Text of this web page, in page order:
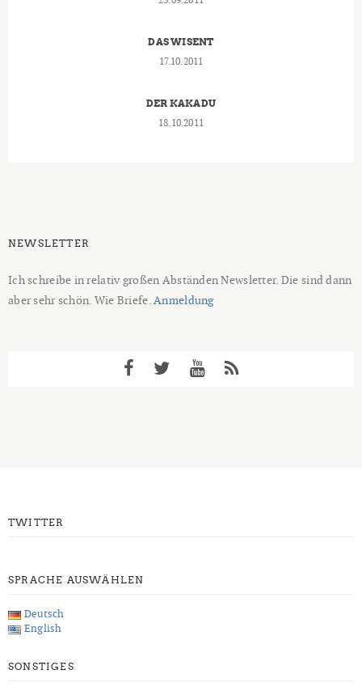
DAS WISENT
17.10.2011
DER KAKADU
18.10.2011
NEWSLETTER
Ich schreibe in relativ großen Abständen Newsletter. Die sind dann
aber sehr schön. Wie Briefe.Anmeldung
TWITTER
SPRACHE AUSWÄHLEN
Deutsch
English
SONSTIGES